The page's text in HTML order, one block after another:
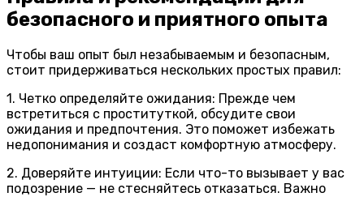
безопасного и приятного опыта
Чтобы ваш опыт был незабываемым и безопасным,
стоит придерживаться нескольких простых правил:
1. Четко определяйте ожидания: Прежде чем
встретиться с проституткой, обсудите свои
ожидания и предпочтения. Это поможет избежать
недопонимания и создаст комфортную атмосферу.
2. Доверяйте интуиции: Если что-то вызывает у вас
подозрение — не стесняйтесь отказаться. Важно